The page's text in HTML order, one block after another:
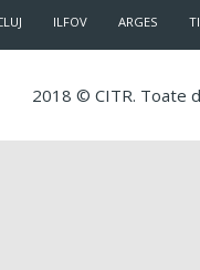
ILFOV ARGES
2018 © CITR. Toate